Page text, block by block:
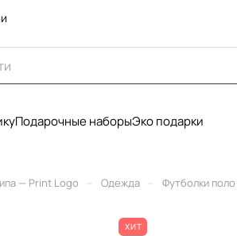
Подарочные наборыЭко подарки
— Print Logo Одежда Футболки поло
ХИТ